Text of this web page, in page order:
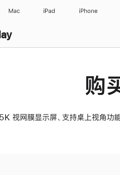
Mac iPad iPhone
购
视网膜显示屏、支持桌上视角功